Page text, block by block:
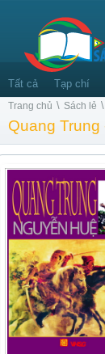
Tất cả Tạp chí
Trang chủ \ Sách lẻ \
Quang